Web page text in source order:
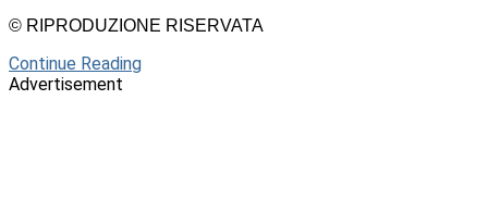
© RIPRODUZIONE RISERVATA
Continue Reading
Advertisement